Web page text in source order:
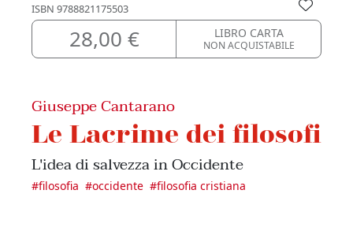
ISBN 9788821175503
28,00 € LIBRO CARTA
NON ACQUISTABILE
Giuseppe Cantarano
Le Lacrime dei filosofi
L'idea di salvezza in Occidente
#filosofia #occidente #filosofia cristiana